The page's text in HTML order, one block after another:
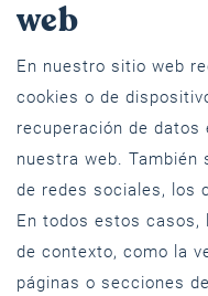
web
En nuestro sitio web
cookies o de
recuperación de datos
nuestra web. También
de redes sociales, los
En todos estos
de contexto, como la
páginas o secciones